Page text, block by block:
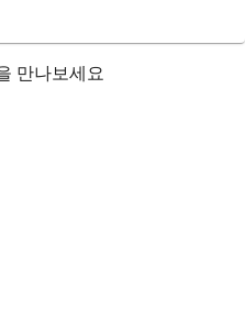
만나보세요